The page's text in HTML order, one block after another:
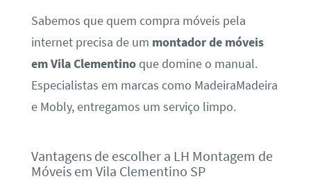
Sabemos que quem compra móveis pela
internet precisa de um montador de móveis
em Vila Clementinoque domine o manual.
Especialistas em marcas como MadeiraMadeira
e Mobly, entregamos um serviço limpo.
Vantagens de escolher a LH Montagem de
Móveis em Vila Clementino SP